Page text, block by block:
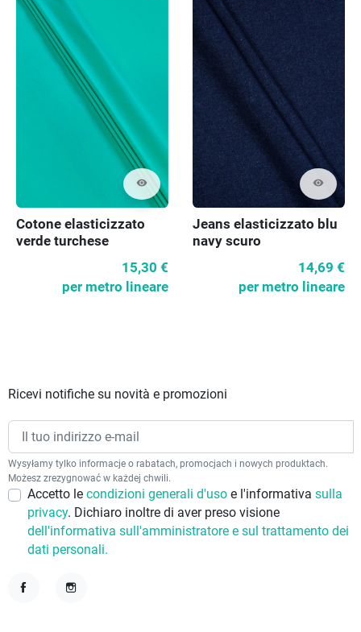
visibility
Cotone elasticizzato
verde turchese
15,30 €
per metro lineare
visibility
Jeans elasticizzato blu
navy scuro
14,69 €
per metro lineare
Ricevi notifiche su novità e promozioni
Wysyłamy tylko informacje o rabatach, promocjach i nowych produktach.
Możesz zrezygnować w każdej chwili.
Accetto le condizioni generali d'uso e l'informativa sulla
privacy. Dichiaro inoltre di aver preso visione
dell'informativa sull'amministratore e sul trattamento dei
dati personali.